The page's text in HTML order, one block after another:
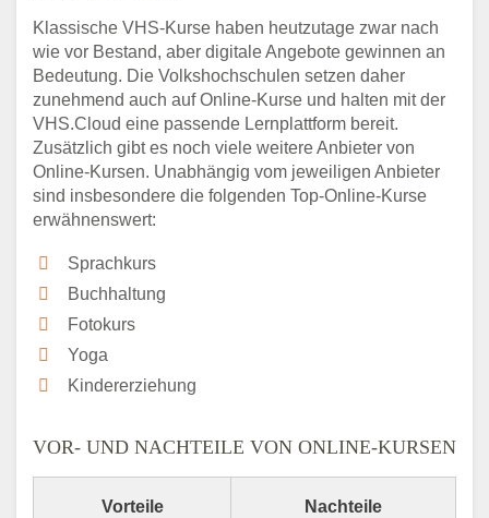
Klassische VHS-Kurse haben heutzutage zwar nach
wie vor Bestand, aber digitale Angebote gewinnen an
Bedeutung. Die Volkshochschulen setzen daher
zunehmend auch auf Online-Kurse und halten mit der
VHS.Cloud eine passende Lernplattform bereit.
Zusätzlich gibt es noch viele weitere Anbieter von
Online-Kursen. Unabhängig vom jeweiligen Anbieter
sind insbesondere die folgenden Top-Online-Kurse
erwähnenswert:
Sprachkurs
Buchhaltung
Fotokurs
Yoga
Kindererziehung
VOR- UND NACHTEILE VON ONLINE-KURSEN
Vorteile Nachteile